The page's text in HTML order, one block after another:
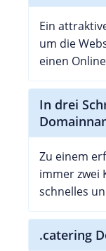
Ein
um die
einen
In drei
Zu einem
immer zwei
schnelles
.catering